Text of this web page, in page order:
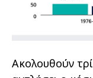
Ακολουθούν